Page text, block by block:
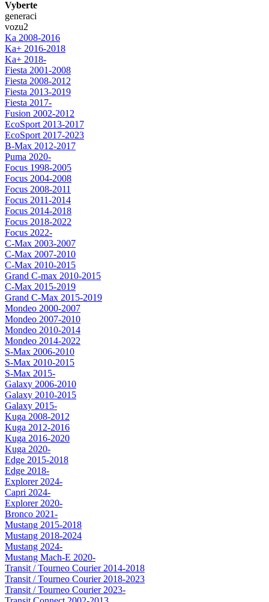
Vyberte
generaci
vozu2
Ka 2008-2016
Ka+ 2016-2018
Ka+ 2018-
Fiesta 2001-2008
Fiesta 2008-2012
Fiesta 2013-2019
Fiesta 2017-
Fusion 2002-2012
EcoSport 2013-2017
EcoSport 2017-2023
B-Max 2012-2017
Puma 2020-
Focus 1998-2005
Focus 2004-2008
Focus 2008-2011
Focus 2011-2014
Focus 2014-2018
Focus 2018-2022
Focus 2022-
C-Max 2003-2007
C-Max 2007-2010
C-Max 2010-2015
Grand C-max 2010-2015
C-Max 2015-2019
Grand C-Max 2015-2019
Mondeo 2000-2007
Mondeo 2007-2010
Mondeo 2010-2014
Mondeo 2014-2022
S-Max 2006-2010
S-Max 2010-2015
S-Max 2015-
Galaxy 2006-2010
Galaxy 2010-2015
Galaxy 2015-
Kuga 2008-2012
Kuga 2012-2016
Kuga 2016-2020
Kuga 2020-
Edge 2015-2018
Edge 2018-
Explorer 2024-
Capri 2024-
Explorer 2020-
Bronco 2021-
Mustang 2015-2018
Mustang 2018-2024
Mustang 2024-
Mustang Mach-E 2020-
Transit / Tourneo Courier 2014-2018
Transit / Tourneo Courier 2018-2023
Transit / Tourneo Courier 2023-